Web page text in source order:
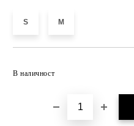
S M
В наличност